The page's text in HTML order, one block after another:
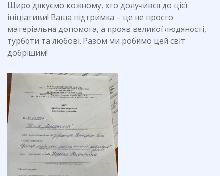
Щиро дякуємо кожному, хто долучився до цієї
ініціативи! Ваша підтримка – це не просто
матеріальна допомога, а прояв великої людяності,
турботи та любові. Разом ми робимо цей світ
добрішим!